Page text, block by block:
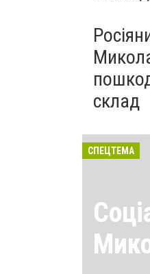
склад
СПЕЦТЕМА